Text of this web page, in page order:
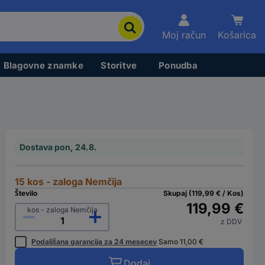
Moj račun Košarica
Blagovne znamke Storitve Ponudba
Dostava pon, 24.8.
15 kos - zaloga Nemčija
Število
kos - zaloga Nemčija
Skupaj (119,99 € / Kos)
119,99 €
z DDV
Podaljšana garancija za 24 mesecev Samo 11,00 €